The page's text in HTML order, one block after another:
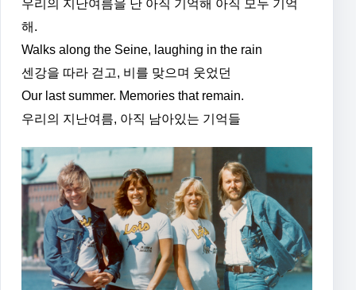
우리의 지난여름을 난 아직 기억해 아직 모두 기억
해.
Walks along the Seine, laughing in the rain
센강을 따라 걷고, 비를 맞으며 웃었던
Our last summer. Memories that remain.
우리의 지난여름, 아직 남아있는 기억들